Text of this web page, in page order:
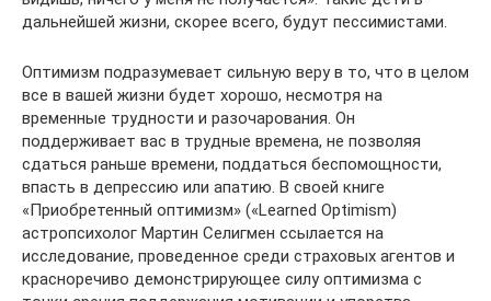
дальнейшей жизни, скорее всего, будут пессимистами.
Оптимизм подразумевает сильную веру в то, что в целом
все в вашей жизни будет хорошо, несмотря на
временные трудности и разочарования. Он
поддерживает вас в трудные времена, не позволяя
сдаться раньше времени, поддаться беспомощности,
впасть в депрессию или апатию. В своей книге
«Приобретенный оптимизм» («Learned Optimism)
астропсихолог Мартин Селигмен ссылается на
исследование, проведенное среди страховых агентов и
красноречиво демонстрирующее силу оптимизма с